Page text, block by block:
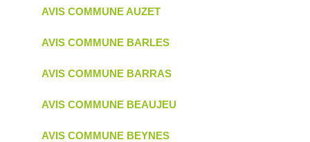
AVIS COMMUNE AUZET
AVIS COMMUNE BARLES
AVIS COMMUNE BARRAS
AVIS COMMUNE BEAUJEU
AVIS COMMUNE BEYNES